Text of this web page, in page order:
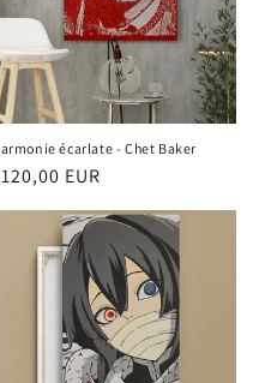
écarlate - Chet Baker
EUR